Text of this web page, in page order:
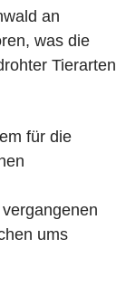
an
was die
Tierarten
für die
ums